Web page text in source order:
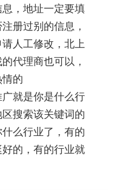
，地址一定要填
册过别的信息，
人工修改，北上
代理商也可以，
的
就是你是什么行
搜索该关键词的
么行业了，有的
的，有的行业就